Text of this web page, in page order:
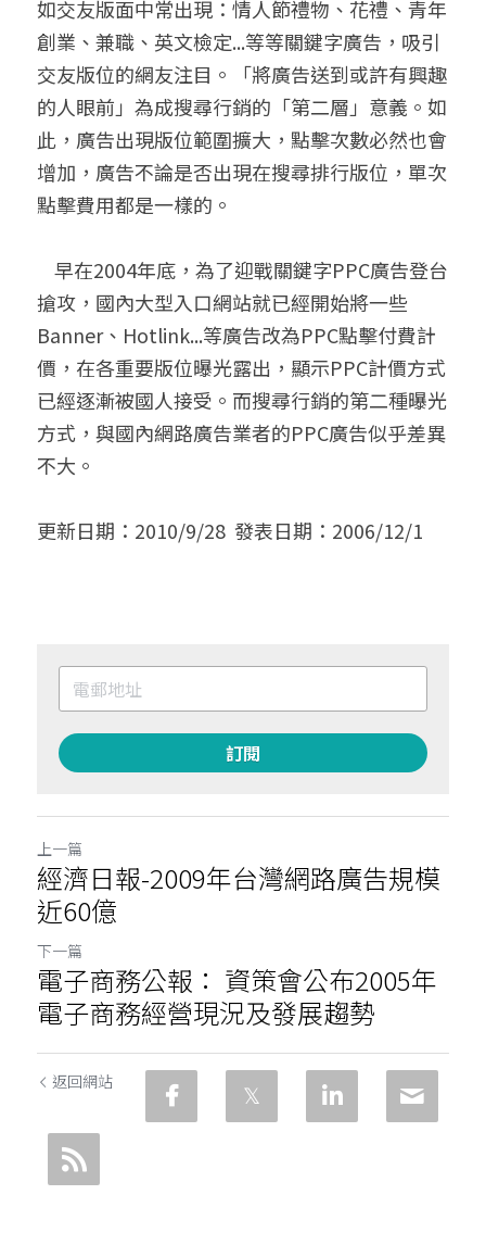
如交友版面中常出現：情人節禮物、花禮、青年
創業、兼職、英文檢定...等等關鍵字廣告，吸引
交友版位的網友注目。「將廣告送到或許有興趣
的人眼前」為成搜尋行銷的「第二層」意義。如
此，廣告出現版位範圍擴大，點擊次數必然也會
增加，廣告不論是否出現在搜尋排行版位，單次
點擊費用都是一樣的。
搶攻，國內大型入口網站就已經開始將一些
Banner、Hotlink...等廣告改為PPC點擊付費計
價，在各重要版位曝光露出，顯示PPC計價方式
已經逐漸被國人接受。而搜尋行銷的第二種曝光
方式，與國內網路廣告業者的PPC廣告似乎差異
不大。
更新日期：2010/9/28  發表日期：2006/12/1
訂閱
上一篇
經濟日報-2009年台灣網路廣告規模
近60億
下一篇
電子商務公報： 資策會公布2005年
電子商務經營現況及發展趨勢
返回網站